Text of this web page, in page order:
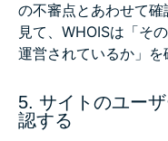
の不審点とあわせて
見て、WHOISは「そ
運営されているか」を
5. サイトのユー
認する